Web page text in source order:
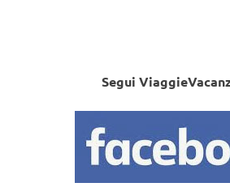
Segui